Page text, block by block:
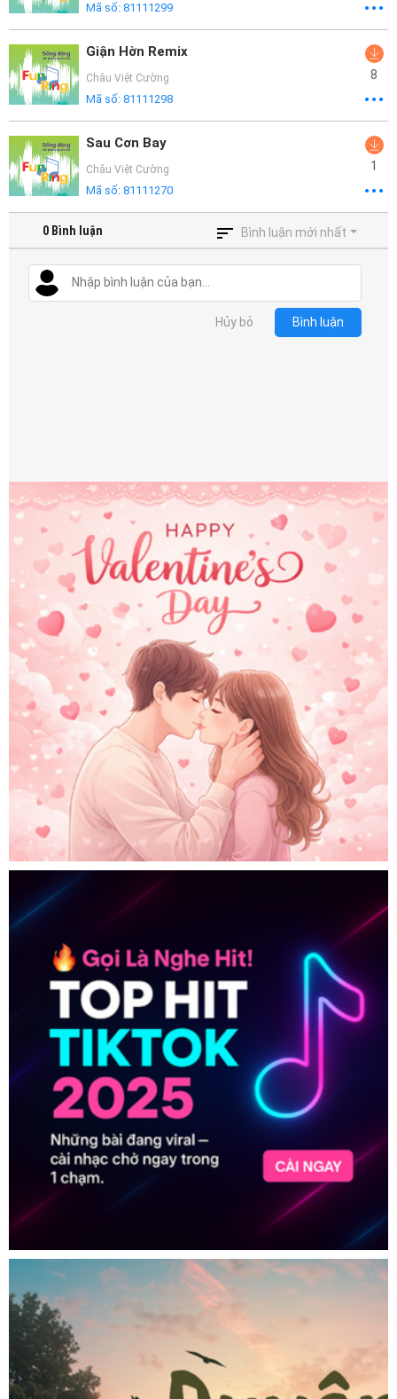
Mã số: 81111299
Giận Hờn Remix
Châu Việt Cường
Mã số: 81111298
8
Sau Cơn Bay
Châu Việt Cường
Mã số: 81111270
1
0 Bình luận Bình luận mới nhất
Hủy bỏ Bình luận